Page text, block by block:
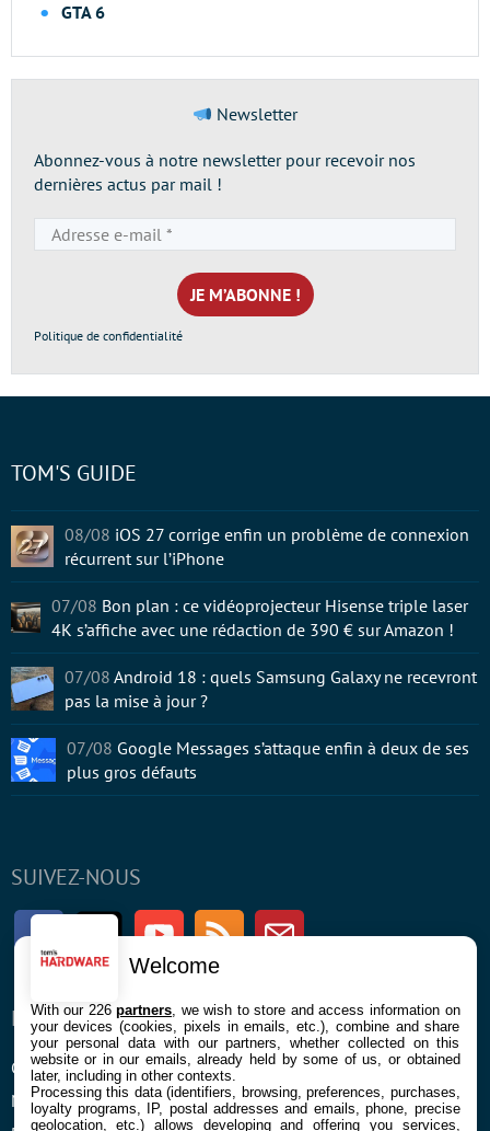
GTA 6
Newsletter
Abonnez-vous à notre newsletter pour recevoir nos
dernières actus par mail !
e-
mail
*
Politique de confidentialité
SUIVEZ-NOUS
FacebookTwitter Youtube RSS Newsletter
ENTREPRISE
Confidentialité et Cookies
Mentions légales et CGU
À PROPOS
Contact
TOM'S GUIDE
08/08 iOS 27 corrige enfin un problème de connexion
récurrent sur l’iPhone
07/08 Bon plan : ce vidéoprojecteur Hisense triple laser
4K s’affiche avec une rédaction de 390 € sur Amazon !
07/08 Android 18 : quels Samsung Galaxy ne recevront
pas la mise à jour ?
07/08 Google Messages s’attaque enfin à deux de ses
plus gros défauts
Welcome
With our 226partners , we wish to store and access information on
your devices (cookies, pixels in emails, etc.), combine and share
your personal data with our partners, whether collected on this
website or in our emails, already held by some of us, or obtained
later, including in other contexts.
Processing this data (identifiers, browsing, preferences, purchases,
loyalty programs, IP, postal addresses and emails, phone, precise
geolocation, etc.) allows developing and offering you services,